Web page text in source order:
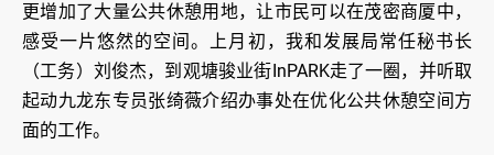
更增加了大量公共休憩用地，让市民可以在茂密商厦中，
感受一片悠然的空间。上月初，我和发展局常任秘书长
（工务）刘俊杰，到观塘骏业街InPARK走了一圈，并听取
起动九龙东专员张绮薇介绍办事处在优化公共休憩空间方
面的工作。